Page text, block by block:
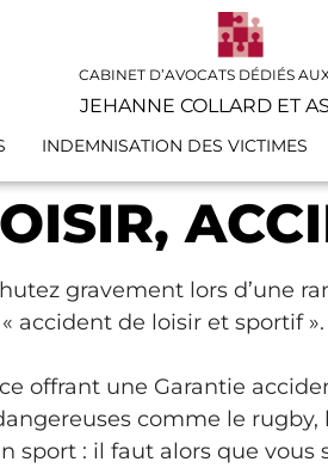
CABINET D’AVOCATS DÉDIÉS
JEHANNE COLLARD ET
INDEMNISATION DES VICTIMES
gravement lors d’une
de loisir et sportif
offrant une Garantie
comme le
sport : il faut alors que